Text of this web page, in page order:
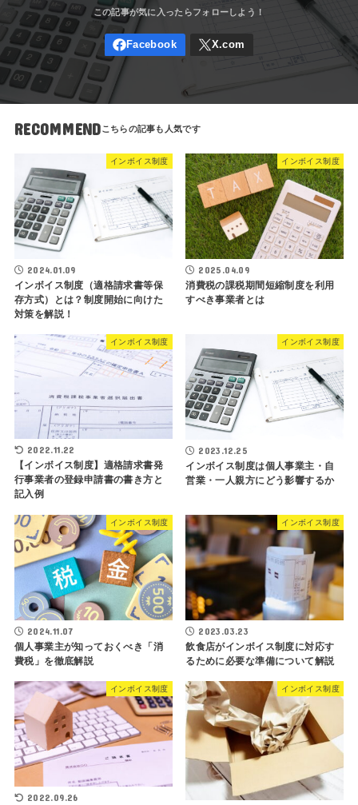
RECOMMEND
インボイス制度
2024.01.09
インボイス制度（適格請求書等保
存方式）とは？制度開始に向けた
対策を解説！
インボイス制度
2025.04.09
消費税の課税期間短縮制度を利用
すべき事業者とは
インボイス制度
2022.11.22
【インボイス制度】適格請求書発
行事業者の登録申請書の書き方と
記入例
インボイス制度
2023.12.25
インボイス制度は個人事業主・自
営業・一人親方にどう影響するか
インボイス制度
2024.11.07
個人事業主が知っておくべき「消
費税」を徹底解説
インボイス制度
2023.03.23
飲食店がインボイス制度に対応す
るために必要な準備について解説
インボイス制度
2022.09.26
インボイス制度